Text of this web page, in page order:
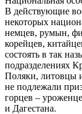
В действующие
некоторых
немцев, румын,
корейцев,
состоять в так
подразделениях
Поляки, литовцы
не подлежали
горцев –
и Дагестана.